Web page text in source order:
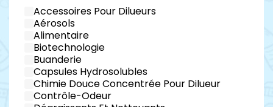
Accessoires Pour Dilueurs
Aérosols
Alimentaire
Biotechnologie
Buanderie
Capsules Hydrosolubles
Chimie Douce Concentrée Pour Dilueur
Contrôle-Odeur